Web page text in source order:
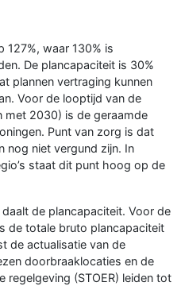
127%, waar 130% is
De plancapaciteit is 30%
plannen vertraging kunnen
Voor de looptijd van de
2030) is de geraamde
Punt van zorg is dat
nog niet vergund zijn. In
staat dit punt hoog op de
de plancapaciteit. Voor de
de totale bruto plancapaciteit
de actualisatie van de
doorbraaklocaties en de
regelgeving (STOER) leiden tot